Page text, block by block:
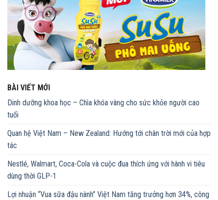
BÀI VIẾT MỚI
Dinh dưỡng khoa học – Chìa khóa vàng cho sức khỏe người cao
tuổi
Quan hệ Việt Nam – New Zealand: Hướng tới chân trời mới của hợp
tác
Nestlé, Walmart, Coca-Cola và cuộc đua thích ứng với hành vi tiêu
dùng thời GLP-1
Lợi nhuận “Vua sữa đậu nành” Việt Nam tăng trưởng hơn 34%, công